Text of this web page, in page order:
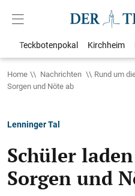
Teckbotenpokal Kirchheim
Home Nachrichten Rund um
Sorgen und Nöte ab
Lenninger Tal
Schüler
Sorgen und